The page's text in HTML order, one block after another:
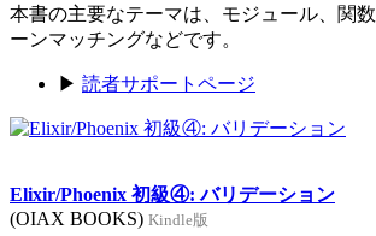
本書の主要なテーマは、モジュール、関
ーンマッチングなどです。
▶ 読者サポートページ
Elixir/Phoenix 初級④: バリデーション
(OIAX BOOKS) Kindle版